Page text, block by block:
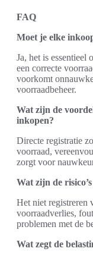
FAQ
Moet je elke
Ja, het is essentieel
een correcte
voorkomt
voorraadbeheer.
Wat zijn de
inkopen?
Directe registratie
voorraad,
zorgt voor
Wat zijn de
Het niet registreren
voorraadverlies,
problemen met de
Wat zegt de